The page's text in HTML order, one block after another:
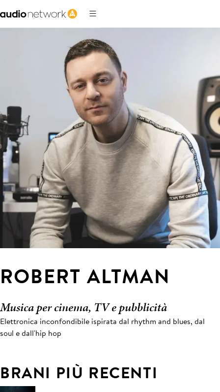
ROBERT ALTMAN
Musica per cinema, TV e pubblicità
Elettronica inconfondibile ispirata dal rhythm and blues, dal
soul e dall'hip hop
BRANI PIÙ RECENTI